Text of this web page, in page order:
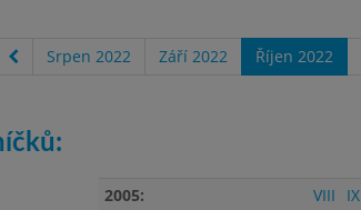
Srpen 2022 Září 2022 Říjen 2022
2005: VIII IX